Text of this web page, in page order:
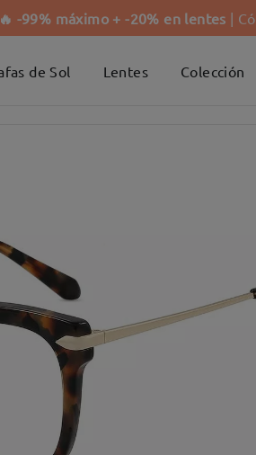
-99% máximo + -20% en lentes |
de Sol Lentes Colección